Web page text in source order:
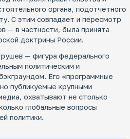
органа, подотчетного
С этим совпадает и пересмотр
— в частности, была принята
доктрины России.
— фигура федерального
политическим и
Его «программные
публикуемые крупными
охватывают не столько
глобальные вопросы
политики.